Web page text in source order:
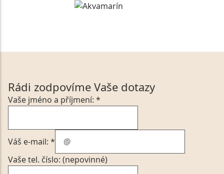
Rádi zodpovíme Vaše dotazy
Vaše jméno a příjmení: *
Váš e-mail: *
Vaše tel. číslo: (nepovinné)